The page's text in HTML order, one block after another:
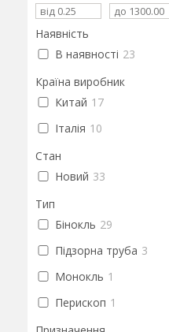
Наявність
В наявності 23
Країна виробник
Китай 17
Італія 10
Стан
Новий 33
Тип
Бінокль 29
Підзорна труба 3
Монокль 1
Перископ 1